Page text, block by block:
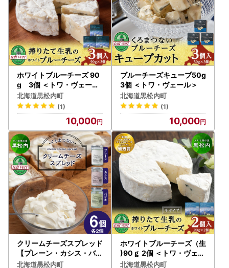
ホワイトブルーチーズ 90
g 3個 ＜トワ・ヴェール
＞
北海道黒松内町
(1)
10,000
ブルーチーズキューブ50g
3個 ＜トワ・ヴェール＞
北海道黒松内町
(1)
10,000
クリームチーズスプレッド
【プレーン・カシス・バジ
ル】6個（各2）セット
北海道黒松内町
ホワイトブルーチーズ（生
)90ｇ 2個 ＜トワ・ヴェー
ル＞
北海道黒松内町